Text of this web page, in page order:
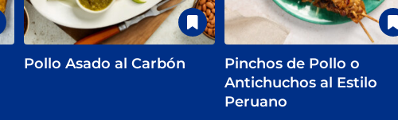
Pollo Asado al Carbón
Pinchos de Pollo o
Antichuchos al Estilo
Peruano